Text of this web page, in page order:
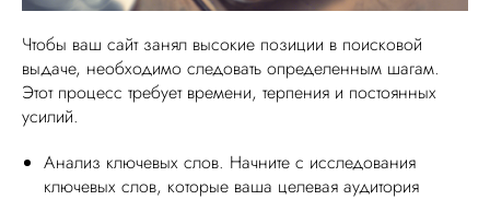
Чтобы ваш сайт занял высокие позиции в поисковой
выдаче, необходимо следовать определенным шагам.
Этот процесс требует времени, терпения и постоянных
усилий.
Анализ ключевых слов. Начните с исследования
ключевых слов, которые ваша целевая аудитория